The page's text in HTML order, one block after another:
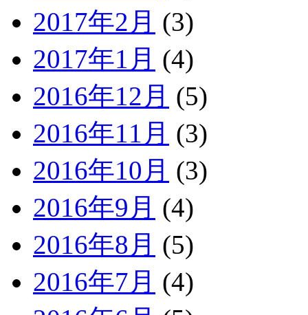
2017年2月 (3)
2017年1月 (4)
2016年12月 (5)
2016年11月 (3)
2016年10月 (3)
2016年9月 (4)
2016年8月 (5)
2016年7月 (4)